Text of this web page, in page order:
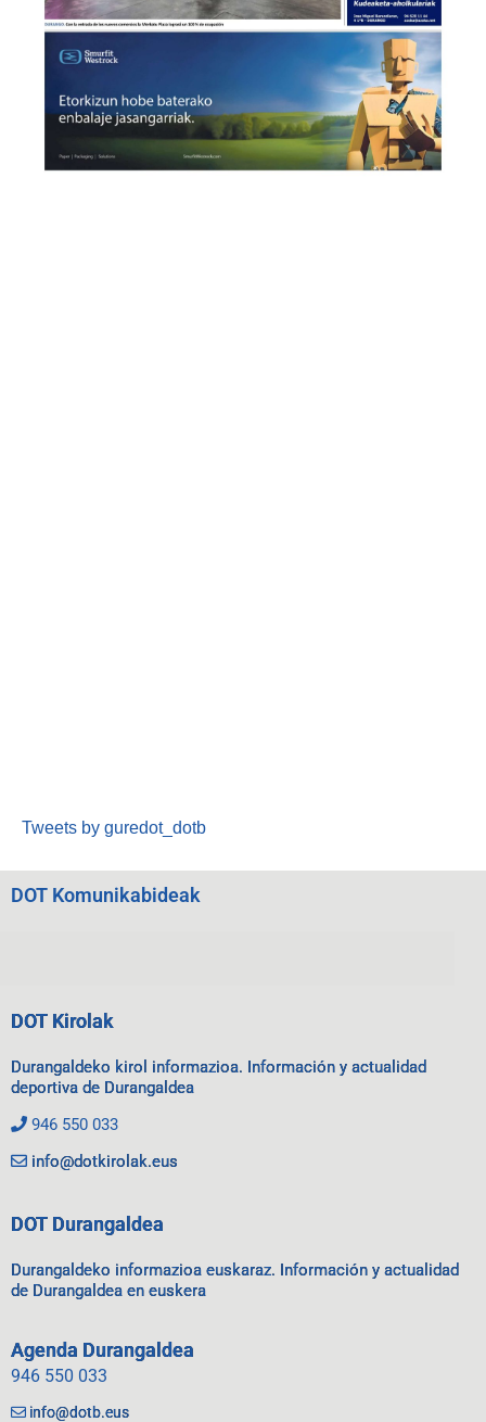
Tweets by guredot_dotb
DOT Komunikabideak
DOT Kirolak
Durangaldeko kirol informazioa. Información y actualidad
deportiva de Durangaldea
946 550 033
info@dotkirolak.eus
DOT Durangaldea
Durangaldeko informazioa euskaraz. Información y actualidad
de Durangaldea en euskera
Agenda Durangaldea
946 550 033
info@dotb.eus